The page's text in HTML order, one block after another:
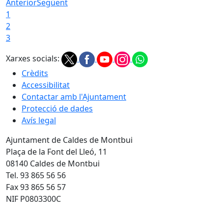
AnteriorSegüent
1
2
3
Xarxes socials:
Crèdits
Accessibilitat
Contactar amb l'Ajuntament
Protecció de dades
Avís legal
Ajuntament de Caldes de Montbui
Plaça de la Font del Lleó, 11
08140 Caldes de Montbui
Tel. 93 865 56 56
Fax 93 865 56 57
NIF P0803300C